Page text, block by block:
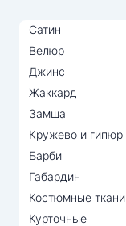
Сатин
Велюр
Джинс
Жаккард
Замша
Кружево и гипюр
Барби
Габардин
Костюмные ткани
Курточные